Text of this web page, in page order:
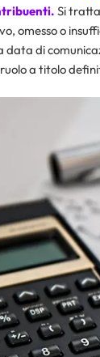
Si
omesso o
data di
a titolo